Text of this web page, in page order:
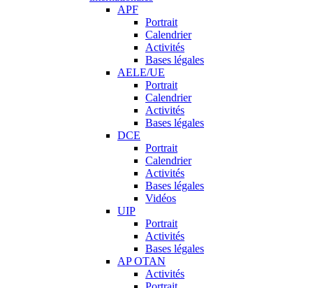
APF
Portrait
Calendrier
Activités
Bases légales
AELE/UE
Portrait
Calendrier
Activités
Bases légales
DCE
Portrait
Calendrier
Activités
Bases légales
Vidéos
UIP
Portrait
Activités
Bases légales
AP OTAN
Activités